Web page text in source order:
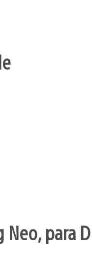
Neo, para